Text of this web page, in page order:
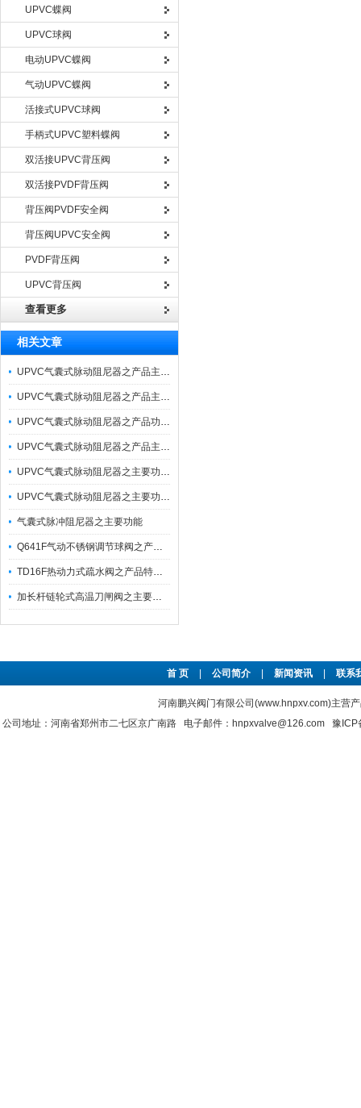
UPVC蝶阀
UPVC球阀
电动UPVC蝶阀
气动UPVC蝶阀
活接式UPVC球阀
手柄式UPVC塑料蝶阀
双活接UPVC背压阀
双活接PVDF背压阀
背压阀PVDF安全阀
背压阀UPVC安全阀
PVDF背压阀
UPVC背压阀
查看更多
相关文章
UPVC气囊式脉动阻尼器之产品主要功能与适用温度
UPVC气囊式脉动阻尼器之产品主要功能与应用
UPVC气囊式脉动阻尼器之产品功能及适用温度
UPVC气囊式脉动阻尼器之产品主要功能及应用
UPVC气囊式脉动阻尼器之主要功能及其塑料原材料名称与适用温度
UPVC气囊式脉动阻尼器之主要功能及适用温度
气囊式脉冲阻尼器之主要功能
Q641F气动不锈钢调节球阀之产品特点及执行器性能
TD16F热动力式疏水阀之产品特点及其工作原理
加长杆链轮式高温刀闸阀之主要特点
首 页 公司简介 新闻资讯 联系
河南鹏兴阀门有限公司(www.hnpxv.com)主营
公司地址：河南省郑州市二七区京广南路 电子邮件：hnpxvalve@126.com 豫ICP